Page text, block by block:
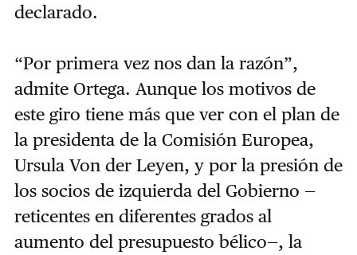
declarado.
“Por primera vez nos dan la razón”,
admite Ortega. Aunque los motivos de
este giro tiene más que ver con el plan de
la presidenta de la Comisión Europea,
Ursula Von der Leyen, y por la presión de
los socios de izquierda del Gobierno —
reticentes en diferentes grados al
aumento del presupuesto bélico—, la